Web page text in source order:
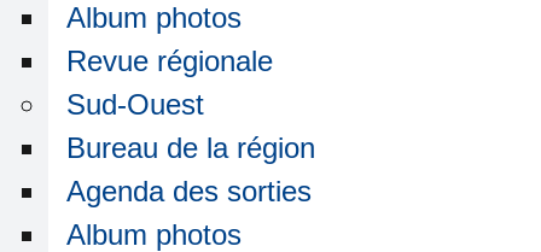
Album photos
Revue régionale
Sud-Ouest
Bureau de la région
Agenda des sorties
Album photos
Nord-Bureau de la région
Est-Bureau de la région
Rhône-Alpes
Sud-Est
Sud-Ouest
Ouest-Bureau de la région